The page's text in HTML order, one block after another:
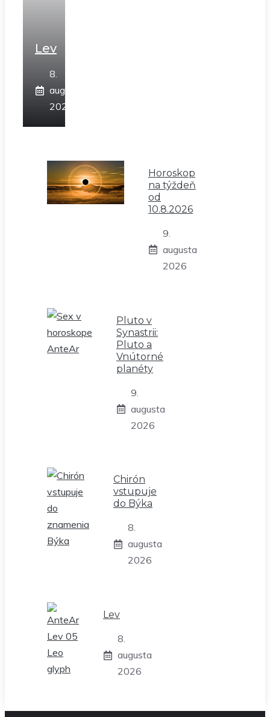
Lev
8.
augusta
2026
Horoskop
na týždeň
od
10.8.2026
9.
augusta
2026
Pluto v
Synastrii:
Pluto a
Vnútorné
planéty
9.
augusta
2026
Chirón
vstupuje
do Býka
8.
augusta
2026
Lev
8.
augusta
2026